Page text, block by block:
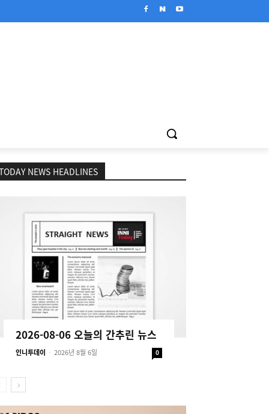
NEWS HEADLINES
2026-08-06 오늘의 간추린 뉴스
인니투데이 - 2026년 8월 6일 0